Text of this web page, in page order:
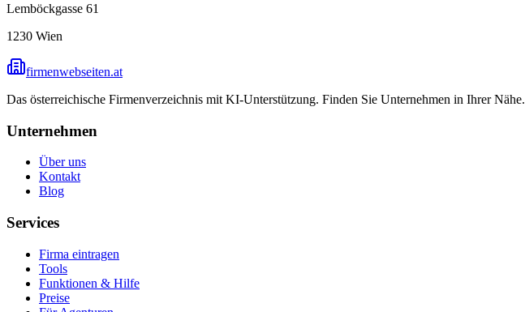
Lemböckgasse 61
1230 Wien
firmenwebseiten.at
Das österreichische Firmenverzeichnis mit KI-Unterstützung. Finden Sie Unternehmen in Ihrer Nähe.
Unternehmen
Über uns
Kontakt
Blog
Services
Firma eintragen
Tools
Funktionen & Hilfe
Preise